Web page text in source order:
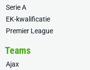
Serie A
EK-kwalificatie
Premier League
Teams
Ajax